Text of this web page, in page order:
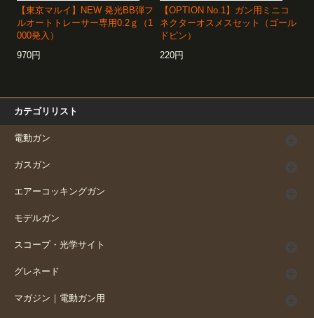
【東京マルイ】NEW 発光BB弾フ
ルオートトレーサー専用0.2ｇ（1
000発入）
970円
【OPTION No.1】ガン用ミニコ
ネクターオスメスセット（ゴール
ドピン）
220円
カテゴリリスト
電動ガン
ガスガン
エアーコッキングガン
モデルガン
スコープ・光学サイト
グレネード
マガジン｜電動ガン用